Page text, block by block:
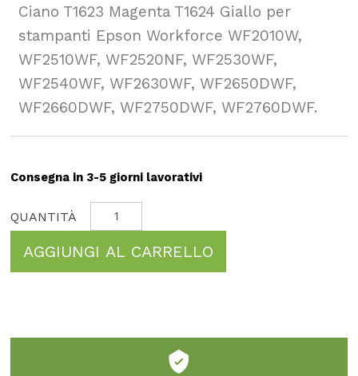
Ciano T1623 Magenta T1624 Giallo per
stampanti Epson Workforce WF2010W,
WF2510WF, WF2520NF, WF2530WF,
WF2540WF, WF2630WF, WF2650DWF,
WF2660DWF, WF2750DWF, WF2760DWF.
Consegna in 3-5 giorni lavorativi
AGGIUNGI AL CARRELLO